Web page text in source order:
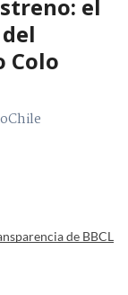
el
Colo
de BBCL